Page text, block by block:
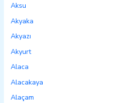
Aksu
Akyaka
Akyazı
Akyurt
Alaca
Alacakaya
Alaçam